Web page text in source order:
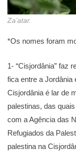
Za’atar.
*Os nomes foram
1- “Cisjordânia” faz
fica entre a Jordânia
Cisjordânia é lar de
palestinas, das
com a Agência das
Refugiados da
palestina na